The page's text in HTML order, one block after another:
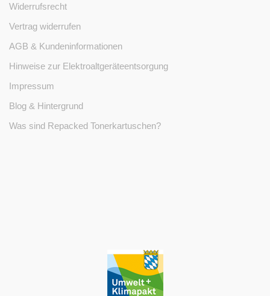
Widerrufsrecht
Vertrag widerrufen
AGB & Kundeninformationen
Hinweise zur Elektroaltgeräteentsorgung
Impressum
Blog & Hintergrund
Was sind Repacked Tonerkartuschen?